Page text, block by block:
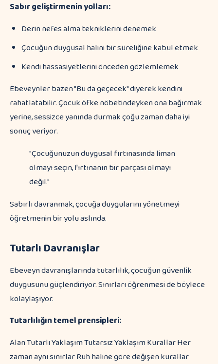
Sabır geliştirmenin yolları:
Derin nefes alma tekniklerini denemek
Çocuğun duygusal halini bir süreliğine kabul etmek
Kendi hassasiyetlerini önceden gözlemlemek
Ebeveynler bazen "Bu da geçecek" diyerek kendini
rahatlatabilir. Çocuk öfke nöbetindeyken ona bağırmak
yerine, sessizce yanında durmak çoğu zaman daha iyi
sonuç veriyor.
"Çocuğunuzun duygusal fırtınasında liman
olmayı seçin, fırtınanın bir parçası olmayı
değil."
Sabırlı davranmak, çocuğa duygularını yönetmeyi
öğretmenin bir yolu aslında.
Tutarlı Davranışlar
Ebeveyn davranışlarında tutarlılık, çocuğun güvenlik
duygusunu güçlendiriyor. Sınırları öğrenmesi de böylece
kolaylaşıyor.
Tutarlılığın temel prensipleri:
Alan Tutarlı Yaklaşım Tutarsız Yaklaşım Kurallar Her
zaman aynı sınırlar Ruh haline göre değişen kurallar